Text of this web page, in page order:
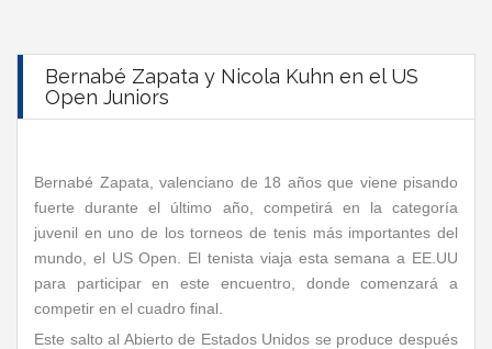
Bernabé Zapata y Nicola Kuhn en el US
Open Juniors
Bernabé Zapata, valenciano de 18 años que viene pisando
fuerte durante el último año, competirá en la categoría
juvenil en uno de los torneos de tenis más importantes del
mundo, el US Open. El tenista viaja esta semana a EE.UU
para participar en este encuentro, donde comenzará a
competir en el cuadro final.
Este salto al Abierto de Estados Unidos se produce después